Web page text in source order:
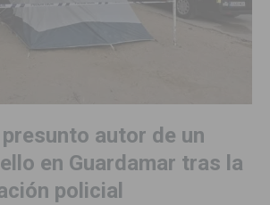
autor de un
en Guardamar tras la
policial